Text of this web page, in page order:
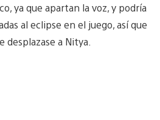
ya que apartan la voz, y podría
al eclipse en el juego, así que
desplazase a Nitya.